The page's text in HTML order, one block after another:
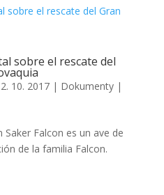
sobre el rescate del
2. 10. 2017| Dokumenty|
Saker Falcon es un ave de
de la familia Falcon.